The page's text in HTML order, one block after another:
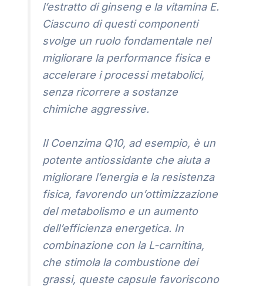
l’estratto di ginseng e la vitamina E.
Ciascuno di questi componenti
svolge un ruolo fondamentale nel
migliorare la performance fisica e
accelerare i processi metabolici,
senza ricorrere a sostanze
chimiche aggressive.
Il Coenzima Q10, ad esempio, è un
potente antiossidante che aiuta a
migliorare l’energia e la resistenza
fisica, favorendo un’ottimizzazione
del metabolismo e un aumento
dell’efficienza energetica. In
combinazione con la L-carnitina,
che stimola la combustione dei
grassi, queste capsule favoriscono